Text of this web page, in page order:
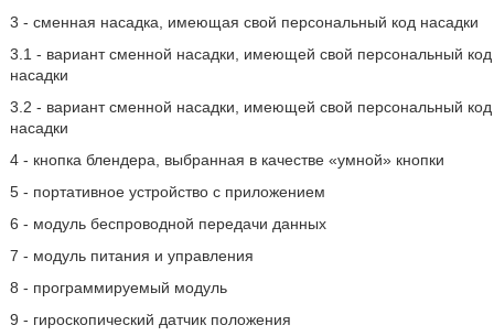
3 - сменная насадка, имеющая свой персональный код насадки
3.1 - вариант сменной насадки, имеющей свой персональный код
насадки
3.2 - вариант сменной насадки, имеющей свой персональный код
насадки
4 - кнопка блендера, выбранная в качестве «умной» кнопки
5 - портативное устройство с приложением
6 - модуль беспроводной передачи данных
7 - модуль питания и управления
8 - программируемый модуль
9 - гироскопический датчик положения